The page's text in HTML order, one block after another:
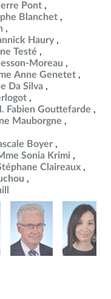
Pont
Blanchet
Haury
Testé
Moreau
Anne Genetet
Da Silva
Fabien Gouttefarde
Mauborgne
Boyer
Sonia Krimi
Claireaux